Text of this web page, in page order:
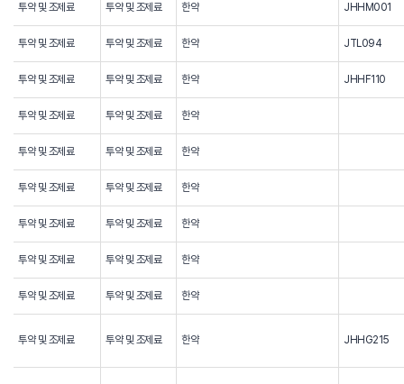
투약 및 조제료 투약 및 조제료 한약 JHHM001
투약 및 조제료 투약 및 조제료 한약 JTL094
투약 및 조제료 투약 및 조제료 한약 JHHF110
투약 및 조제료 투약 및 조제료 한약
투약 및 조제료 투약 및 조제료 한약
투약 및 조제료 투약 및 조제료 한약
투약 및 조제료 투약 및 조제료 한약
투약 및 조제료 투약 및 조제료 한약
투약 및 조제료 투약 및 조제료 한약
투약 및 조제료 투약 및 조제료 한약 JHHG215